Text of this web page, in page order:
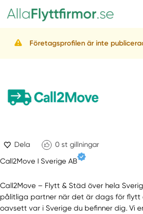
Företagsprofilen är inte
Dela 0 st gillningar
Call2Move I Sverige AB
Call2Move – Flytt & Städ över hela
pålitliga partner när det är dags för flytt
oavsett var i Sverige du befinner dig. Vi